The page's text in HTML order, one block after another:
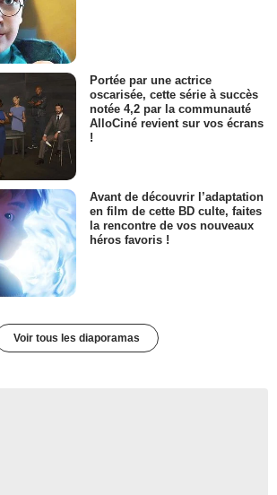
Portée par une actrice
oscarisée, cette série à succès
notée 4,2 par la communauté
AlloCiné revient sur vos écrans
!
Avant de découvrir l’adaptation
en film de cette BD culte, faites
la rencontre de vos nouveaux
héros favoris !
Voir tous les diaporamas